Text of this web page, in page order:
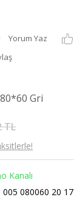
Yorum Yaz
Gri
TL
Kanalı
005 080060 20 17